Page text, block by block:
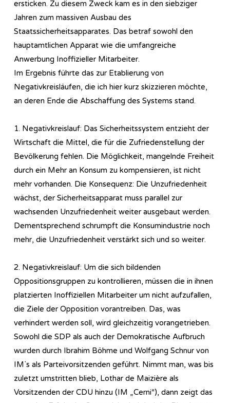
ersticken. Zu diesem Zweck kam es in den siebziger
Jahren zum massiven Ausbau des
Staatssicherheitsapparates. Das betraf sowohl den
hauptamtlichen Apparat wie die umfangreiche
Anwerbung Inoffizieller Mitarbeiter.
Im Ergebnis führte das zur Etablierung von
Negativkreisläufen, die ich hier kurz skizzieren möchte,
an deren Ende die Abschaffung des Systems stand.
1. Negativkreislauf: Das Sicherheitssystem entzieht der
Wirtschaft die Mittel, die für die Zufriedenstellung der
Bevölkerung fehlen. Die Möglichkeit, mangelnde Freiheit
durch ein Mehr an Konsum zu kompensieren, ist nicht
mehr vorhanden. Die Konsequenz: Die Unzufriedenheit
wächst, der Sicherheitsapparat muss parallel zur
wachsenden Unzufriedenheit weiter ausgebaut werden.
Dementsprechend schrumpft die Konsumindustrie noch
mehr, die Unzufriedenheit verstärkt sich und so weiter.
2. Negativkreislauf: Um die sich bildenden
Oppositionsgruppen zu kontrollieren, müssen die in ihnen
platzierten Inoffiziellen Mitarbeiter um nicht aufzufallen,
die Ziele der Opposition vorantreiben. Das, was
verhindert werden soll, wird gleichzeitig vorangetrieben.
Sowohl die SDP als auch der Demokratische Aufbruch
wurden durch Ibrahim Böhme und Wolfgang Schnur von
IM`s als Parteivorsitzenden geführt. Nimmt man, was bis
zuletzt umstritten blieb, Lothar de Maizière als
Vorsitzenden der CDU hinzu (IM „Cerni“), dann zeigt das